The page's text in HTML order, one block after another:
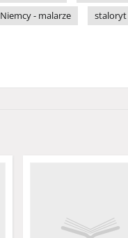
Niemcy - malarze
staloryt